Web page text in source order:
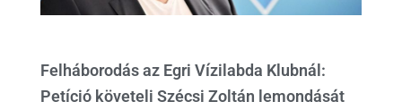
Felháborodás az Egri Vízilabda Klubnál:
Petíció követeli Szécsi Zoltán lemondását